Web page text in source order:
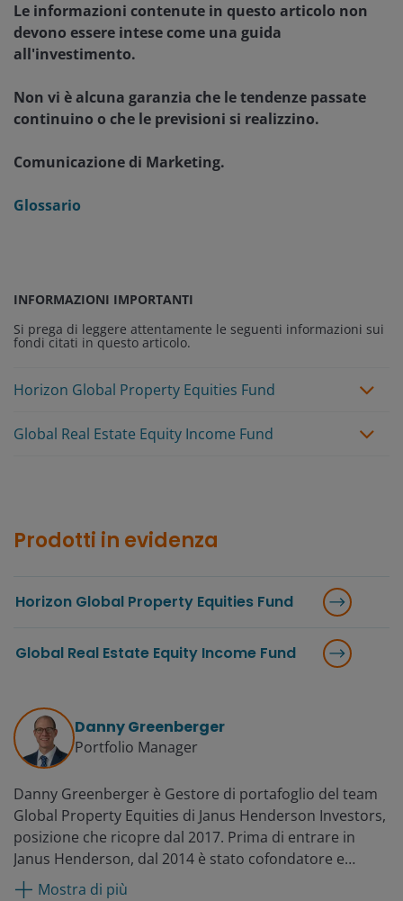
Le informazioni contenute in questo articolo non
devono essere intese come una guida
all'investimento.
Non vi è alcuna garanzia che le tendenze passate
continuino o che le previsioni si realizzino.
Comunicazione di Marketing.
Glossario
INFORMAZIONI IMPORTANTI
Si prega di leggere attentamente le seguenti informazioni sui
fondi citati in questo articolo.
Horizon Global Property Equities Fund
Global Real Estate Equity Income Fund
Prodotti in evidenza
Horizon Global Property Equities Fund
Global Real Estate Equity Income Fund
Danny Greenberger
Portfolio Manager
Danny Greenberger è Gestore di portafoglio del team
Global Property Equities di Janus Henderson Investors,
posizione che ricopre dal 2017. Prima di entrare in
Janus Henderson, dal 2014 è stato cofondatore e
amministratore delegato di Citrine Investment Group,
Mostra di più